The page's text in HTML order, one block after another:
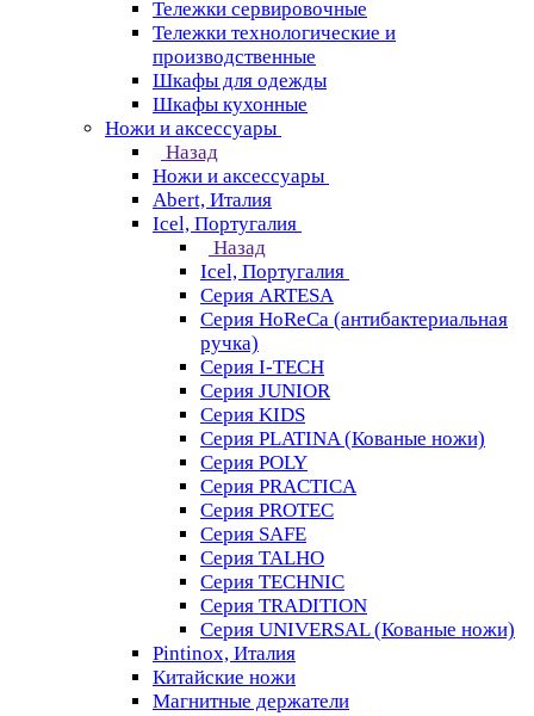
Тележки сервировочные
Тележки технологические и
производственные
Шкафы для одежды
Шкафы кухонные
Ножи и аксессуары
Назад
Ножи и аксессуары
Abert, Италия
Icel, Португалия
Назад
Icel, Португалия
Серия ARTESA
Серия HoReCa (антибактериальная
ручка)
Серия I-TECH
Серия JUNIOR
Серия KIDS
Серия PLATINA (Кованые ножи)
Серия POLY
Серия PRACTICA
Серия PROTEC
Серия SAFE
Серия TALHO
Серия TECHNIC
Серия TRADITION
Серия UNIVERSAL (Кованые ножи)
Pintinox, Италия
Китайские ножи
Магнитные держатели